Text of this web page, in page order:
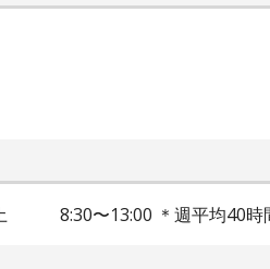
8:30〜13:00 ＊週平均40時